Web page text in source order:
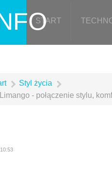
START
Styl życia
- połączenie stylu,